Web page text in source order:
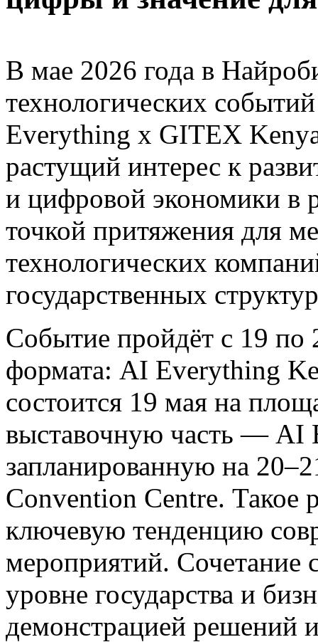
В мае 2026 года в
технологических
Everything x GITEX
растущий интерес к
и цифровой экономики в
точкой притяжения для
технологических
государственных
Событие пройдёт с 19 по
формата: AI Everything
состоится 19 мая на
выставочную часть — AI
запланированную на
Convention Centre. Такое
ключевую тенденцию
мероприятий. Сочетание
уровне государства и
демонстрацией решений